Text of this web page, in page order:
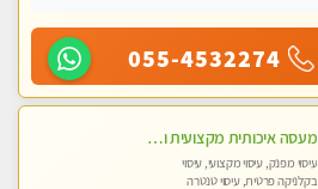
055-4532274
מעסה איכותית מקצועית ומפנקת מאוד פרטי מומלץ בחום
עיסוי מפנק, עיסוי מקצועי, עיסוי
בקלניקה פרטית, עיסוי טנטרה